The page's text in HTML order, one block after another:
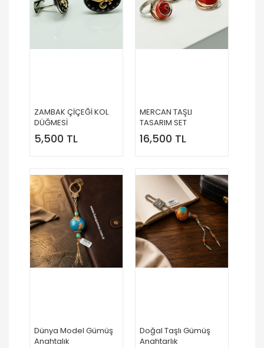
ZAMBAK ÇİÇEĞİ KOL
DÜĞMESİ
5,500 TL
MERCAN TAŞLI
TASARIM SET
16,500 TL
Dünya Model Gümüş
Anahtalık
Doğal Taşlı Gümüş
Anahtarlık